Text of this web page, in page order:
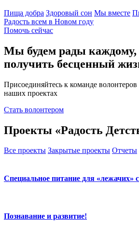
Пища добра Здоровый сон Мы вместе
Радость всем в Новом году
Помочь сейчас
Мы будем рады каждому,
получить бесценный
Присоединяйтесь к команде волонтеров
наших проектах
Стать волонтером
Проекты «Радость
Все проекты Закрытые проекты Отчеты
Специальное питание для «лежачих»
Познавание и развитие!